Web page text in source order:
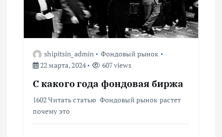
shipitsin_admin
Фондовый рынок
22 марта, 2024
607 views
С какого года фондовая биржа
1602 Читать статью Фондовый рынок растет
почему это